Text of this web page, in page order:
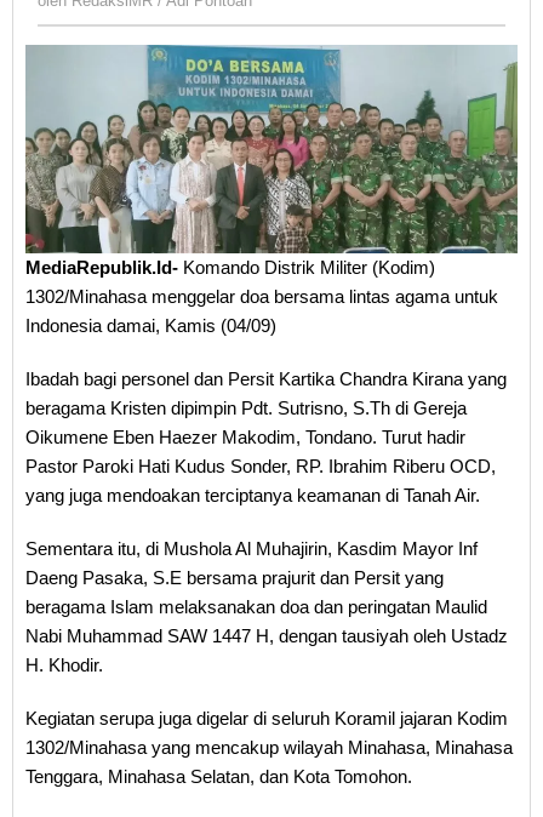
Pontoan
MediaRepublik.Id- Komando Distrik Militer (Kodim)
1302/Minahasa menggelar doa bersama lintas agama untuk
Indonesia damai, Kamis (04/09)
Ibadah bagi personel dan Persit Kartika Chandra Kirana yang
beragama Kristen dipimpin Pdt. Sutrisno, S.Th di Gereja
Oikumene Eben Haezer Makodim, Tondano. Turut hadir
Pastor Paroki Hati Kudus Sonder, RP. Ibrahim Riberu OCD,
yang juga mendoakan terciptanya keamanan di Tanah Air.
Sementara itu, di Mushola Al Muhajirin, Kasdim Mayor Inf
Daeng Pasaka, S.E bersama prajurit dan Persit yang
beragama Islam melaksanakan doa dan peringatan Maulid
Nabi Muhammad SAW 1447 H, dengan tausiyah oleh Ustadz
H. Khodir.
Kegiatan serupa juga digelar di seluruh Koramil jajaran Kodim
1302/Minahasa yang mencakup wilayah Minahasa, Minahasa
Tenggara, Minahasa Selatan, dan Kota Tomohon.